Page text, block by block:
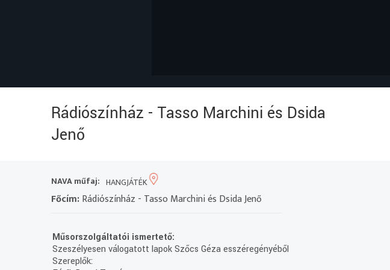
Rádiószínház - Tasso Marchini és Dsida
Jenő
NAVA műfaj: HANGJÁTÉK
Főcím:Rádiószínház - Tasso Marchini és Dsida Jenő
Műsorszolgáltatói ismertető:
Szeszélyesen válogatott lapok Szőcs Géza esszéregényéből
Szereplők: